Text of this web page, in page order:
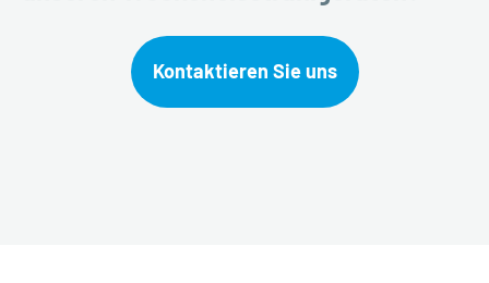
Kontaktieren Sie uns